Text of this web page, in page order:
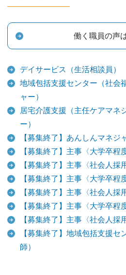
働く職員の声
デイサービス（生活相談員）
地域包括支援センター（社会
ャー）
居宅介護支援（主任ケアマネ
ー）
【募集終了】あんしんマネジ
【募集終了】主事〈大学卒程
【募集終了】主事〈社会人採
【募集終了】主事〈大学卒程
【募集終了】主事〈社会人採
【募集終了】主事〈大学卒程
【募集終了】主事〈社会人採
【募集終了】地域包括支援セ
師）